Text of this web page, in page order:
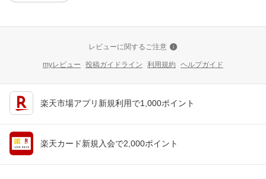
レビューに関するご注意
myレビュー 投稿ガイドライン 利用規約 ヘルプガイド
楽天市場アプリ新規利用で1,000ポイント
楽天カード新規入会で2,000ポイント